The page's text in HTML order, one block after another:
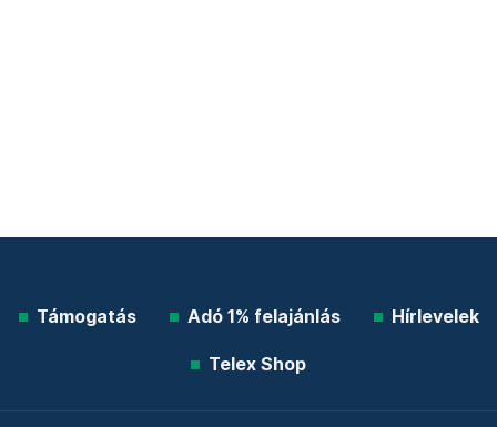
Támogatás Adó 1% felajánlás Hírlevelek
Telex Shop